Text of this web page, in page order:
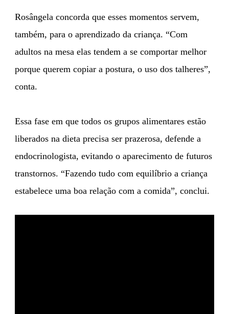
Rosângela concorda que esses momentos servem,
também, para o aprendizado da criança. “Com
adultos na mesa elas tendem a se comportar melhor
porque querem copiar a postura, o uso dos talheres”,
conta.
Essa fase em que todos os grupos alimentares estão
liberados na dieta precisa ser prazerosa, defende a
endocrinologista, evitando o aparecimento de futuros
transtornos. “Fazendo tudo com equilíbrio a criança
estabelece uma boa relação com a comida”, conclui.